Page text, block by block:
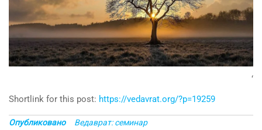
‘
Shortlink for this post: https://vedavrat.org/?p=19259
Опубликовано
Ведаврат: семинар